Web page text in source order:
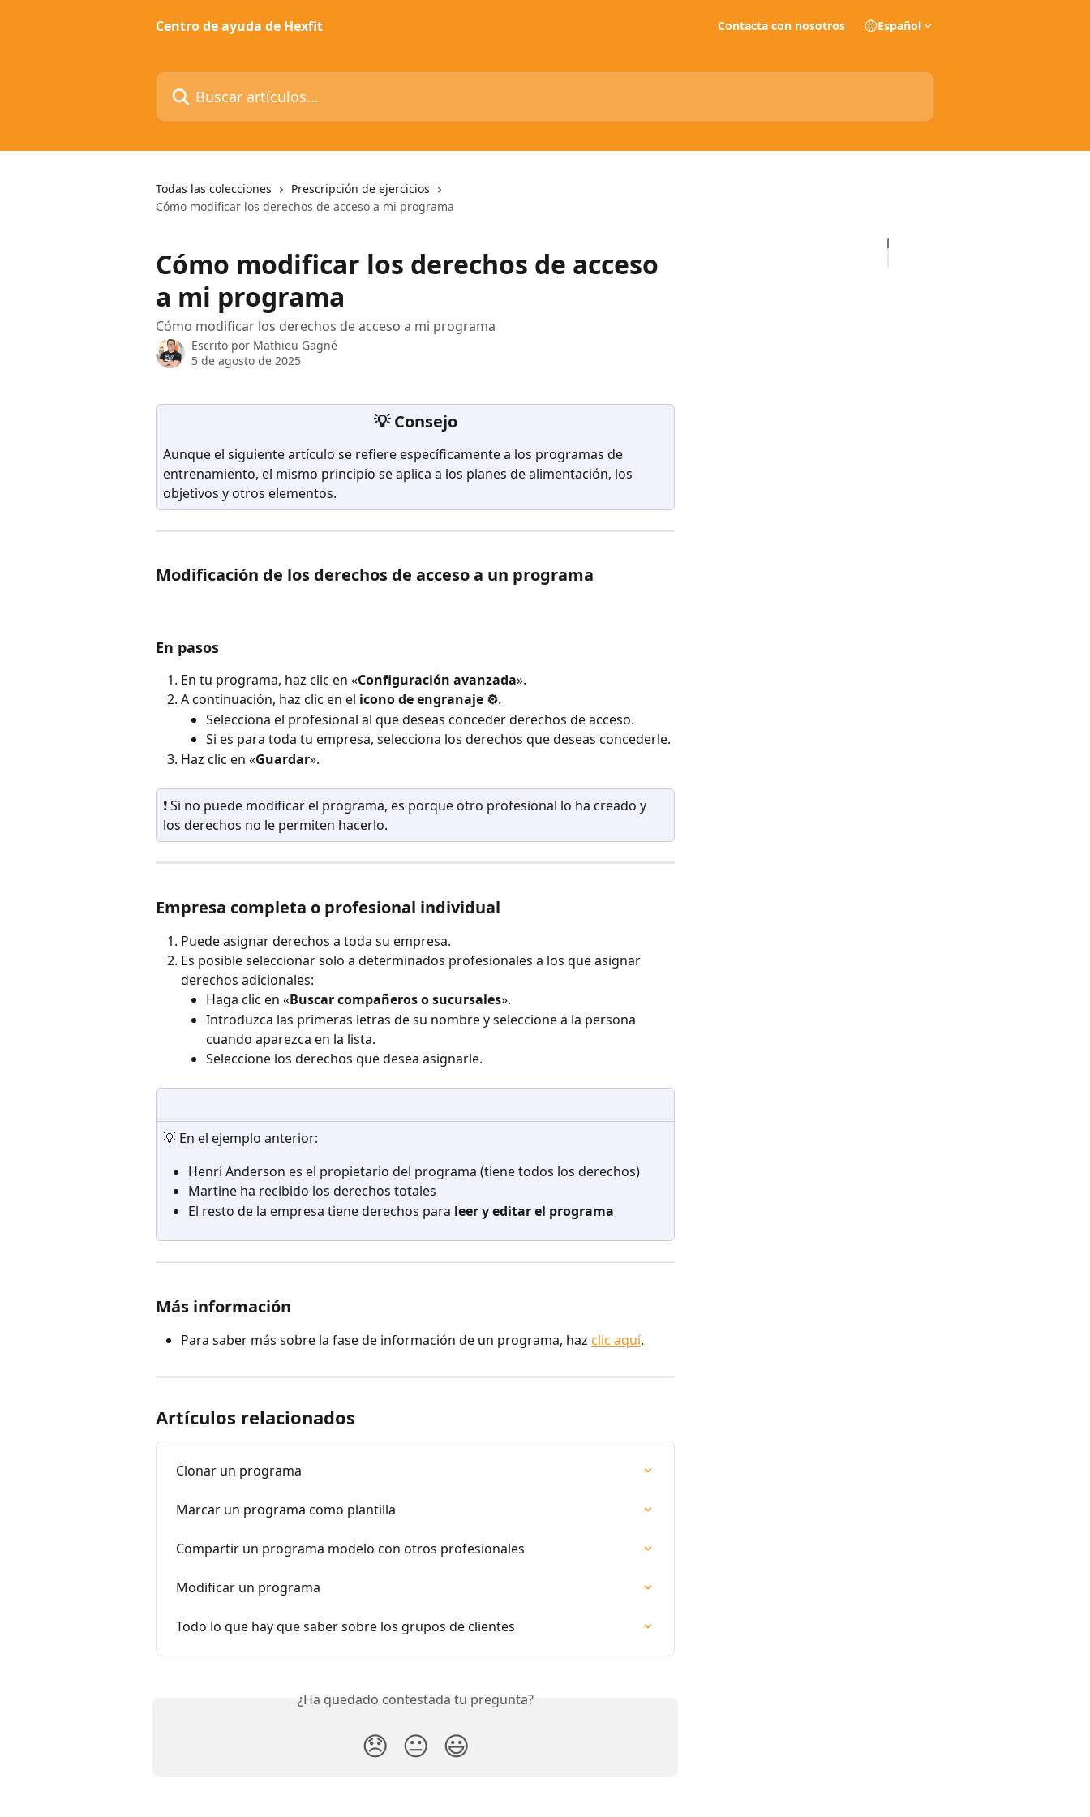
Centro de ayuda de Hexfit
Contacta con nosotros Español
Buscar artículos...
Todas las colecciones
Prescripción de ejercicios
Cómo modificar los derechos de acceso a mi programa
Cómo modificar los derechos de acceso
a mi programa
Cómo modificar los derechos de acceso a mi programa
Escrito por Mathieu Gagné
5 de agosto de 2025
💡 Consejo
Aunque el siguiente artículo se refiere específicamente a los programas de
entrenamiento, el mismo principio se aplica a los planes de alimentación, los
objetivos y otros elementos.
Modificación de los derechos de acceso a un programa
En pasos
En tu programa, haz clic en «Configuración avanzada».
A continuación, haz clic en el icono de engranaje ⚙️.
Selecciona el profesional al que deseas conceder derechos de acceso.
Si es para toda tu empresa, selecciona los derechos que deseas concederle.
Haz clic en «Guardar».
❗ Si no puede modificar el programa, es porque otro profesional lo ha creado y
los derechos no le permiten hacerlo.
Empresa completa o profesional individual
Puede asignar derechos a toda su empresa.
Es posible seleccionar solo a determinados profesionales a los que asignar
derechos adicionales:
Haga clic en «Buscar compañeros o sucursales».
Introduzca las primeras letras de su nombre y seleccione a la persona
cuando aparezca en la lista.
Seleccione los derechos que desea asignarle.
💡 En el ejemplo anterior:
Henri Anderson es el propietario del programa (tiene todos los derechos)
Martine ha recibido los derechos totales
El resto de la empresa tiene derechos para leer y editar el programa
Más información
Para saber más sobre la fase de información de un programa, haz clic aquí.
Artículos relacionados
Clonar un programa
Marcar un programa como plantilla
Compartir un programa modelo con otros profesionales
Modificar un programa
Todo lo que hay que saber sobre los grupos de clientes
¿Ha quedado contestada tu pregunta?
😞 😐 😃